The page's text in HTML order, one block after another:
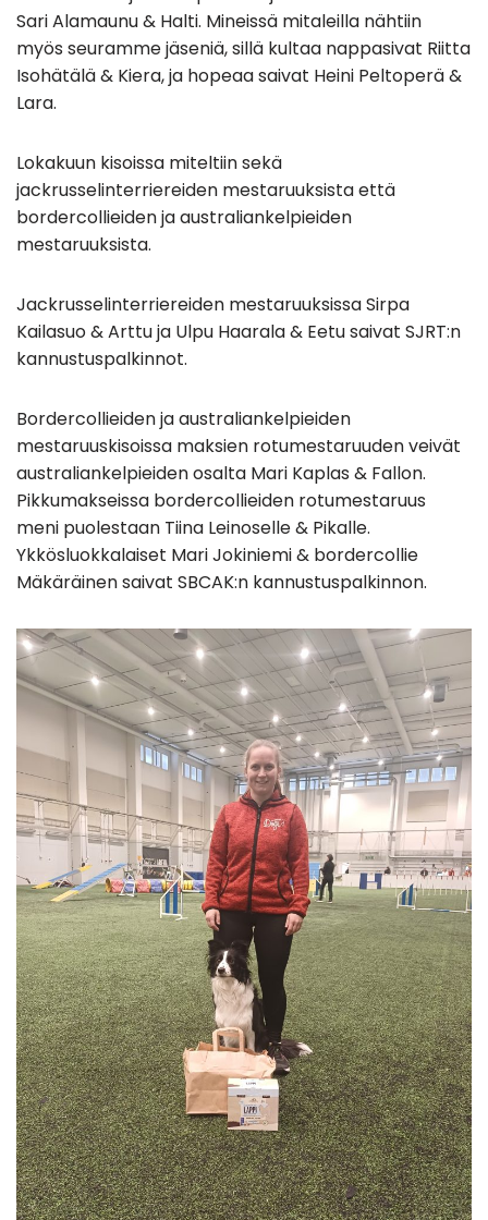
Sari Alamaunu & Halti. Mineissä mitaleilla nähtiin
myös seuramme jäseniä, sillä kultaa nappasivat Riitta
Isohätälä & Kiera, ja hopeaa saivat Heini Peltoperä &
Lara.
Lokakuun kisoissa miteltiin sekä
jackrusselinterriereiden mestaruuksista että
bordercollieiden ja australiankelpieiden
mestaruuksista.
Jackrusselinterriereiden mestaruuksissa Sirpa
Kailasuo & Arttu ja Ulpu Haarala & Eetu saivat SJRT:n
kannustuspalkinnot.
Bordercollieiden ja australiankelpieiden
mestaruuskisoissa maksien rotumestaruuden veivät
australiankelpieiden osalta Mari Kaplas & Fallon.
Pikkumakseissa bordercollieiden rotumestaruus
meni puolestaan Tiina Leinoselle & Pikalle.
Ykkösluokkalaiset Mari Jokiniemi & bordercollie
Mäkäräinen saivat SBCAK:n kannustuspalkinnon.